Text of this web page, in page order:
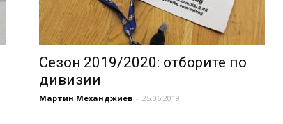
Сезон 2019/2020: отборите по
дивизии
Мартин Механджиев - 25.06.2019